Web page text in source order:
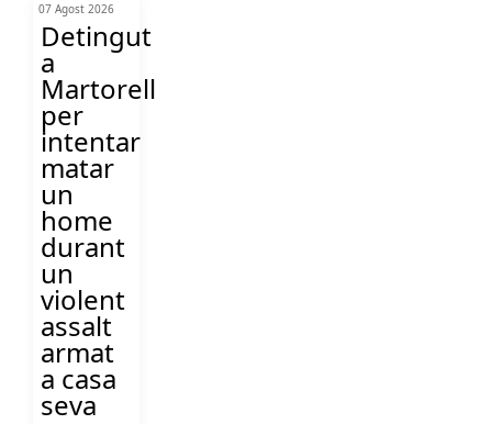
07 Agost 2026
Detingut
a
Martorell
per
intentar
matar
un
home
durant
un
violent
assalt
armat
a casa
seva